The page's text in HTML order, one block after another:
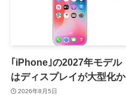
｢iPhone｣の2027年モデル
はディスプレイが大型化か
2026年8月5日